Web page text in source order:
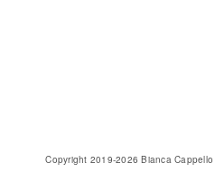
Copyright 2019-2026 Bianca